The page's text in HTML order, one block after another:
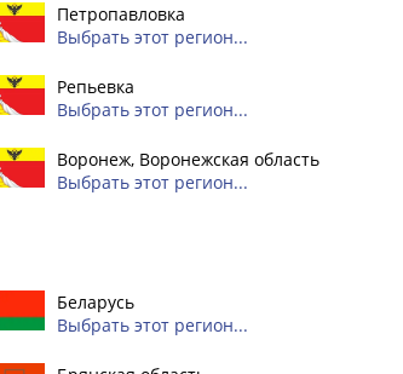
Петропавловка
Выбрать этот регион...
Репьевка
Выбрать этот регион...
Воронеж, Воронежская область
Выбрать этот регион...
Беларусь
Выбрать этот регион...